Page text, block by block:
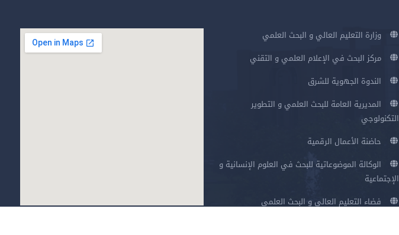
وزارة التعليم العالي و البحث العلمي
مركز البحث في الإعلام العلمي و التقني
الندوة الجهوية للشرق
المديرية العامة للبحث العلمي و التطوير
التكنولوجي
حاضنة الأعمال الرقمية
الوكالة الموضوعاتية للبحث في العلوم الإنسانية و
الإجتماعية
فضاء التعليم العالي و البحث العلمي